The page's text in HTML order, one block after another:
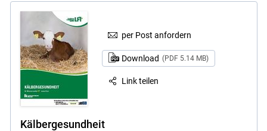
per Post anfordern
Download (PDF 5.14 MB)
Link teilen
Kälbergesundheit